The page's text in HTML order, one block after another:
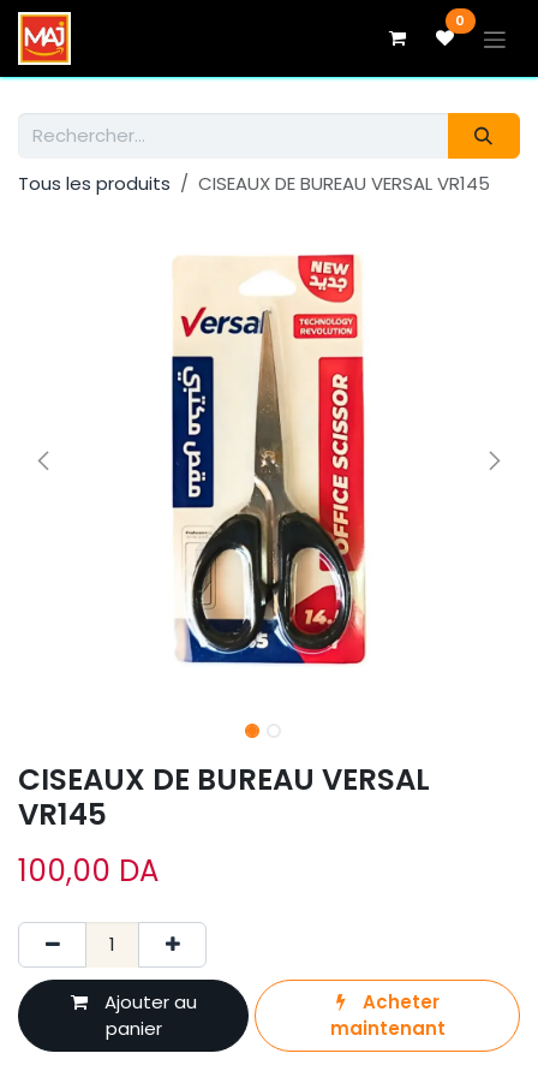
Se rendre au contenu 0
Tous les produits CISEAUX DE BUREAU VERSAL VR145
CISEAUX DE BUREAU VERSAL
VR145
100,00 DA
Ajouter au
panier
Acheter
maintenant